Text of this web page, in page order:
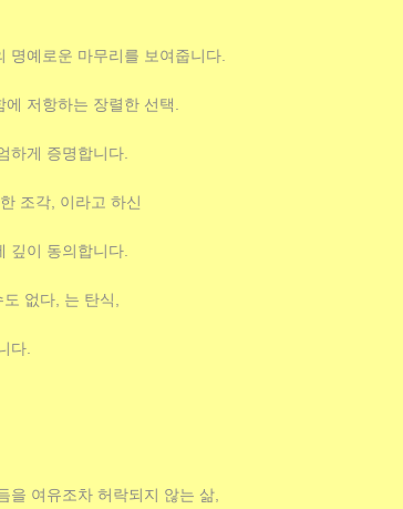
명예로운 마무리를 보여줍니다.
저항하는 장렬한 선택.
하게 증명합니다.
조각, 이라고 하신
깊이 동의합니다.
없다, 는 탄식,
다.
을 여유조차 허락되지 않는 삶,